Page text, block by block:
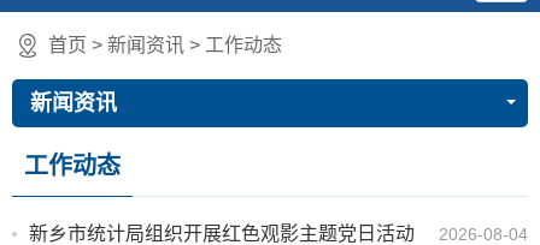
首页 > 新闻资讯 > 工作动态
新闻资讯
工作动态
新乡市统计局组织开展红色观影主题党日活动 2026-08-04